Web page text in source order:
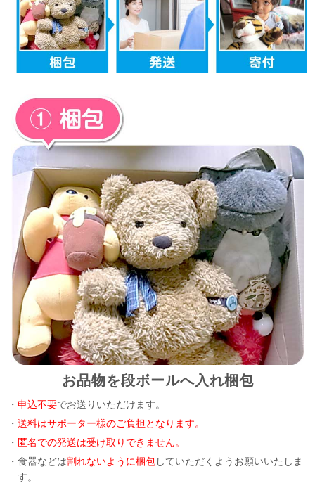
お品物を段ボールへ入れ梱包
・申込不要でお送りいただけます。
・送料はサポーター様のご負担となります。
・ 匿名での発送は受け取りできません。
・食器などは割れないように梱包していただくようお願いいたしま
す。